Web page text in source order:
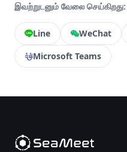
இவற்றுடனும் வேலை செய்கிறது:
Line WeChat
Microsoft Teams